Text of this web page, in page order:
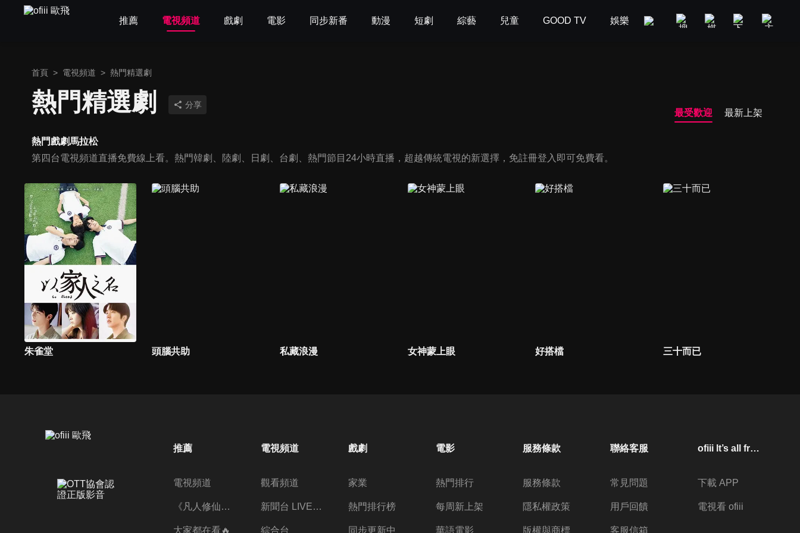
推薦 電視頻道 戲劇 電影 同步新番 動漫 短劇 綜藝 兒童 GOOD TV 娛樂 美食旅遊 新聞政論
首頁 > 電視頻道 > 熱門精選劇
熱門精選劇 分享
最受歡迎 最新上架
熱門戲劇馬拉松
第四台電視頻道直播免費線上看。熱門韓劇、陸劇、日劇、台劇、熱門節目24小時直播，超越傳統電視的新選擇，免註冊登入即可免費看。
朱雀堂 頭腦共助 私藏浪漫 女神蒙上眼 好搭檔 三十而已
推薦
電視頻道
《凡人修仙傳》第五季全新開播✨
大家都在看🔥
電視頻道
觀看頻道
新聞台 LIVE 直播
綜合台
戲劇
家業
熱門排行榜
同步更新中
電影
熱門排行
每周新上架
華語電影
服務條款
服務條款
隱私權政策
版權與商標
聯絡客服
常見問題
用戶回饋
客服信箱
ofiii lt’s all free
下載 APP
電視看 ofiii